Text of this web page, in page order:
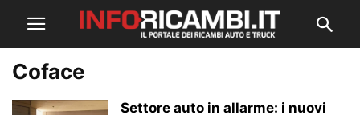
Coface
Settore auto in allarme: i nuovi